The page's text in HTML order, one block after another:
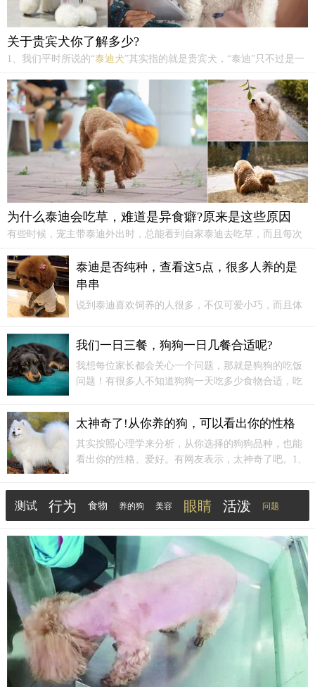
关于贵宾犬你了解多少?
1、我们平时所说的“泰迪犬”其实指的就是贵宾犬，“泰迪”只不过是一
常被人混淆。2、贵宾犬智商很高，在所有犬类当中排第二名，仅次于
边境牧羊犬。
为什么泰迪会吃草，难道是异食癖?原来是这些原因
有些时候，宠主带泰迪外出时，总能看到自家泰迪去吃草，而且每次
草就是异食癖泰迪出门后，总是奔着草地去，经常大量吃草，那宠主
就要注意了，这就是泰迪的异食癖导致的。
泰迪是否纯种，查看这5点，很多人养的是
串串
说到泰迪喜欢饲养的人很多，不仅可爱小巧，而且体
查看这5点，很多人养的是串串如何挑选健康的
呢？可以先抚摸狗狗的鼻头...
我们一日三餐，狗狗一日几餐合适呢?
我想每位家长都会关心一个问题，那就是狗狗的吃饭
问题！有很多人不知道狗狗一天吃多少食物合适，吃
候，一定要坚持住，不要被它们可怜的小眼神所迷惑~
举个例子，比如泰迪犬 ：给狗狗吃多少呢？
太神奇了!从你养的狗，可以看出你的性格
其实按照心理学来分析，从你选择的狗狗品种，也能
看出你的性格、爱好。有网友表示，太神奇了吧。1、
了萨摩耶这样的“闯祸精”，脸皮不厚一点真的不行。
小萨犯错以后就只会撒娇，剩下的就只能让主人去面
对了，所以养它的人要胆大心细，交际能力强。
测试 行为 食物 养的狗 美容 眼睛 活泼 问题
零食 冷知识